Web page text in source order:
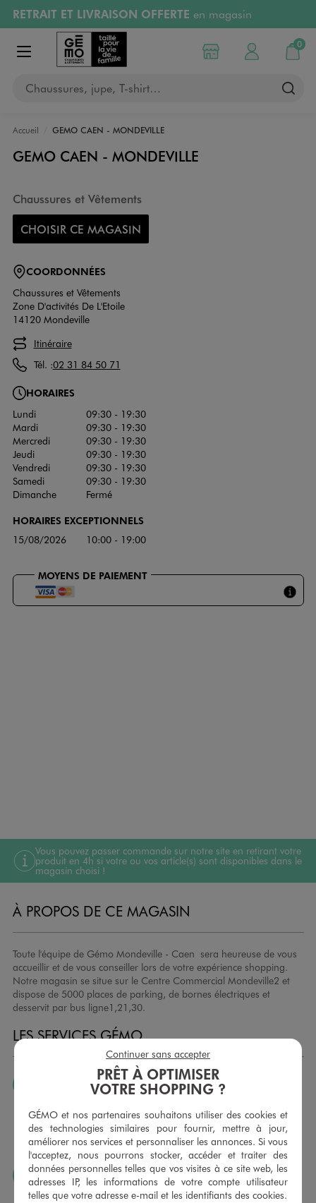
Aller au contenu principal
Aller à la navigation
RETRAIT ET LIVRAISON OFFERTE en magasin
Retours OFFERTSpendant 30 jours
PAYEZ EN 3x SANS FRAIS
RÉSERVATION GRATUITE
Afficher le menu
Chaussures, jupe, T-shirt…
Choisir mon magasin
Mon compte
0
Mon
Accueil GEMO CAEN - MONDEVILLE
GEMO CAEN - MONDEVILLE
Chaussures et Vêtements
CHOISIR CE MAGASIN
COORDONNÉES
Chaussures et Vêtements
Zone D'activités De L'Etoile
14120 Mondeville
Itinéraire
Tél. :02 31 84 50 71
HORAIRES
Lundi
09:30 - 19:30
Mardi
09:30 - 19:30
Mercredi
09:30 - 19:30
Jeudi
09:30 - 19:30
Vendredi
09:30 - 19:30
Samedi
09:30 - 19:30
Dimanche
Fermé
HORAIRES EXCEPTIONNELS
15/08/2026 10:00 - 19:00
MOYENS DE PAIEMENT
Vous pouvez passer commande sur notre site en retirant votre
produit en 4h si votre ou vos article(s) sont disponibles dans le
magasin choisi !
À PROPOS DE CE MAGASIN
Toute l'équipe de Gémo Mondeville - Caen sera heureuse de vous
accueillir et de vous conseiller lors de votre expérience shopping.
Notre magasin se situe sur le Centre Commercial Mondeville2 et
dispose de 5000 places de parking, de bornes électriques et
desservit par bus ligne1,21,30.
LES SERVICES GÉMO
JE PEUX CHANGER D’AVIS
remboursement pour tout article non porté, non retouché,
sous 30 jours, sur simple présentation du ticket de caisse,
dans tous les magasins GÉMO.
JE PEUX FAIRE RETOUCHER MES ARTICLES
Ourlets, ceintures… vous avez la possibilité de faire
PRÊT À OPTIMISER
VOTRE SHOPPING ?
GÉMO et nos partenaires souhaitons utiliser des cookies et
des technologies similaires pour fournir, mettre à jour,
améliorer nos services et personnaliser les annonces. Si vous
l'acceptez, nous pourrons stocker, accéder et traiter des
données personnelles telles que vos visites à ce site web, les
adresses IP, les informations de votre compte utilisateur
telles que votre adresse e-mail et les identifiants des cookies.
Continuer sans accepter